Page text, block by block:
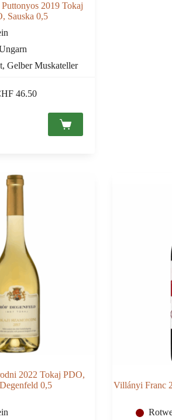
2019 Tokaj
Sauska 0,5
, Gelber Muskateller
46.50
2022 Tokaj PDO,
0,5
Villányi Franc